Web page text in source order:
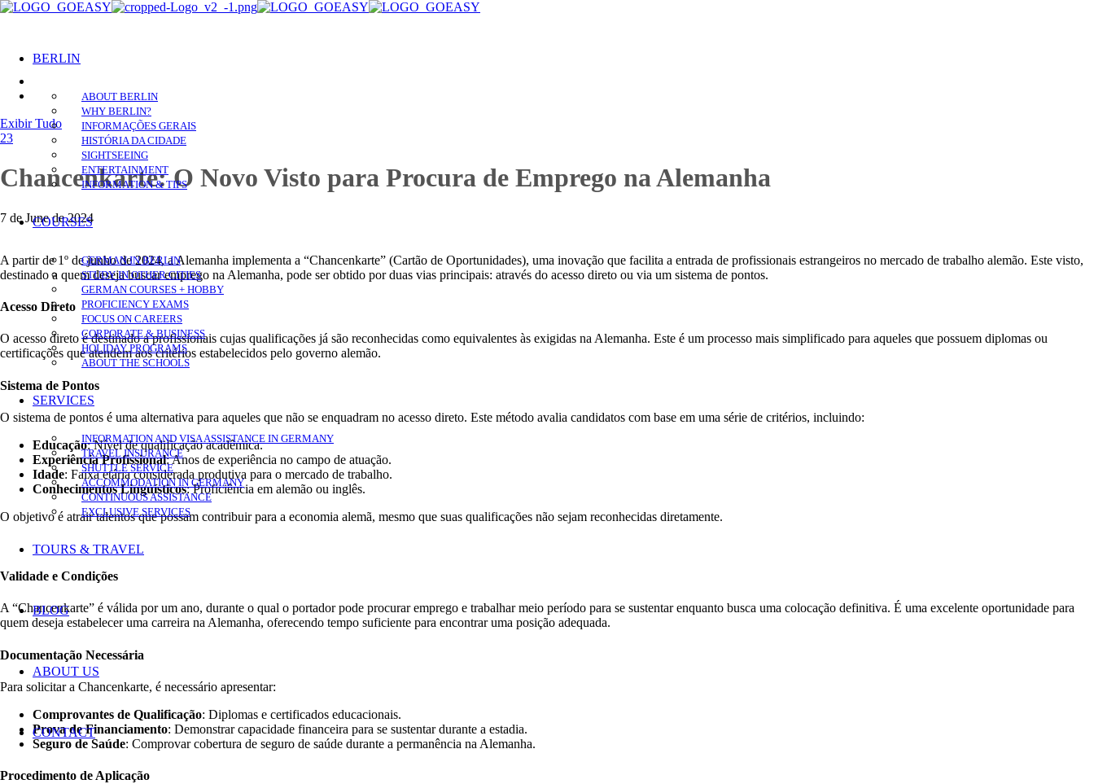
BERLIN
ABOUT BERLIN
WHY BERLIN?
INFORMAÇÕES GERAIS
HISTÓRIA DA CIDADE
SIGHTSEEING
ENTERTAINMENT
INFORMATION & TIPS
COURSES
GERMAN IN BERLIN
STUDY IN OTHER CITIES
GERMAN COURSES + HOBBY
PROFICIENCY EXAMS
FOCUS ON CAREERS
CORPORATE & BUSINESS
HOLIDAY PROGRAMS
ABOUT THE SCHOOLS
SERVICES
INFORMATION AND VISA ASSISTANCE IN GERMANY
TRAVEL INSURANCE
SHUTTLE SERVICE
ACCOMMODATION IN GERMANY
CONTINUOUS ASSISTANCE
EXCLUSIVE SERVICES
TOURS & TRAVEL
BLOG
ABOUT US
CONTACT
Exibir Tudo
23
Chancenkarte: O Novo Visto para Procura de Emprego na Alemanha
7 de June de 2024
A partir de 1º de junho de 2024, a Alemanha implementa a “Chancenkarte” (Cartão de Oportunidades), uma inovação que facilita a entrada de profissionais estrangeiros no mercado de trabalho alemão. Este visto,
destinado a quem deseja buscar emprego na Alemanha, pode ser obtido por duas vias principais: através do acesso direto ou via um sistema de pontos.
Acesso Direto
O acesso direto é destinado a profissionais cujas qualificações já são reconhecidas como equivalentes às exigidas na Alemanha. Este é um processo mais simplificado para aqueles que possuem diplomas ou
certificações que atendem aos critérios estabelecidos pelo governo alemão.
Sistema de Pontos
O sistema de pontos é uma alternativa para aqueles que não se enquadram no acesso direto. Este método avalia candidatos com base em uma série de critérios, incluindo:
Educação: Nível de qualificação acadêmica.
Experiência Profissional: Anos de experiência no campo de atuação.
Idade: Faixa etária considerada produtiva para o mercado de trabalho.
Conhecimentos Linguísticos: Proficiência em alemão ou inglês.
O objetivo é atrair talentos que possam contribuir para a economia alemã, mesmo que suas qualificações não sejam reconhecidas diretamente.
Validade e Condições
A “Chancenkarte” é válida por um ano, durante o qual o portador pode procurar emprego e trabalhar meio período para se sustentar enquanto busca uma colocação definitiva. É uma excelente oportunidade para
quem deseja estabelecer uma carreira na Alemanha, oferecendo tempo suficiente para encontrar uma posição adequada.
Documentação Necessária
Para solicitar a Chancenkarte, é necessário apresentar:
Comprovantes de Qualificação: Diplomas e certificados educacionais.
Prova de Financiamento: Demonstrar capacidade financeira para se sustentar durante a estadia.
Seguro de Saúde: Comprovar cobertura de seguro de saúde durante a permanência na Alemanha.
Procedimento de Aplicação